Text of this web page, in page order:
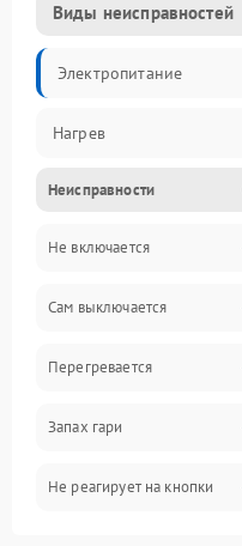
Виды неисправностей
Электропитание
Нагрев
Неисправности
Не включается
Сам выключается
Перегревается
Запах гари
Не реагирует на кнопки